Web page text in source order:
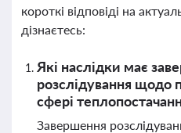
короткі відповіді на
дізнаєтесь:
Які наслідки має
розслідування щодо
сфері
Завершення